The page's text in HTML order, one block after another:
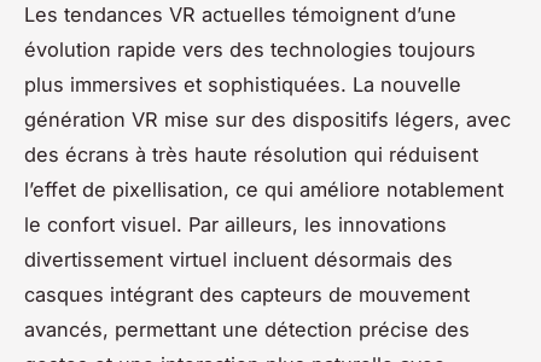
Les tendances VR actuelles témoignent d’une
évolution rapide vers des technologies toujours
plus immersives et sophistiquées. La nouvelle
génération VR mise sur des dispositifs légers, avec
des écrans à très haute résolution qui réduisent
l’effet de pixellisation, ce qui améliore notablement
le confort visuel. Par ailleurs, les innovations
divertissement virtuel incluent désormais des
casques intégrant des capteurs de mouvement
avancés, permettant une détection précise des